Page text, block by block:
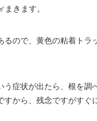
きます。
ので、黄色の粘着トラ
症状が出たら、根を調
から、残念ですがすぐ